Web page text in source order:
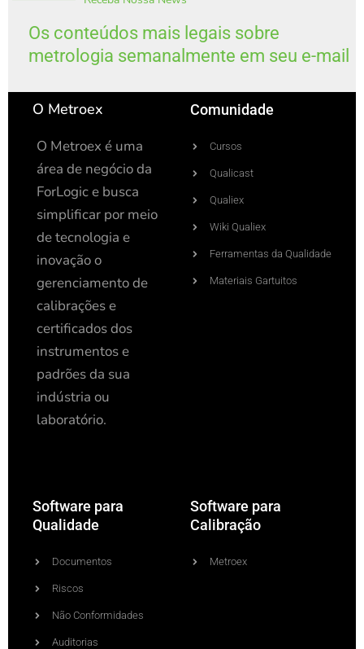
i
n
-
i
e
r
a
m
y
Os conteúdos mais legais sobre
metrologia semanalmente em seu e-mail
O Metroex
O Metroex é uma
área de negócio da
ForLogic e busca
simplificar por meio
de tecnologia e
inovação o
gerenciamento de
calibrações e
certificados dos
instrumentos e
padrões da sua
indústria ou
laboratório.
Comunidade
Cursos
Qualicast
Qualiex
Wiki Qualiex
Ferramentas da Qualidade
Materiais Gartuitos
Software para
Qualidade
Documentos
Riscos
Não Conformidades
Auditorias
Software para
Calibração
Metroex